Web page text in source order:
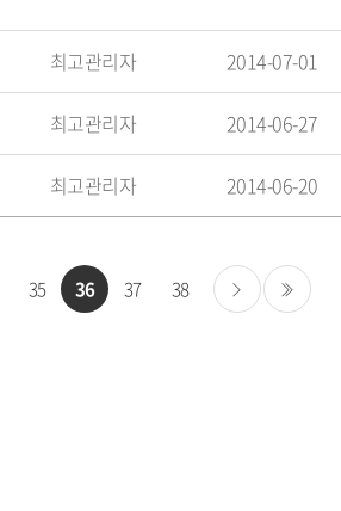
최고관리자 2014-07-01
최고관리자 2014-06-27
최고관리자 2014-06-20
35 36 37
38